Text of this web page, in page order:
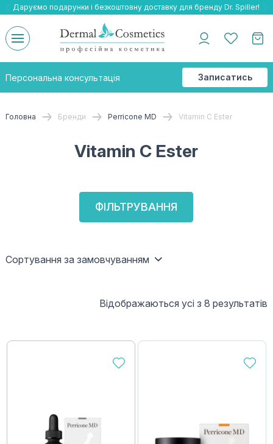
Даруємо безкоштовну доставку та подарнки до бренду Braderm!
-25% на весь бренд HOLY LAND!
Даруємо подарунки і безкоштовну доставку для бренду Dr. Spiller!
Персональна консультація
Записатись
на
Головна Бренди Perricone MD Vitamin С Ester
Vitamin С Ester
ФІЛЬТРУВАННЯ
Сортування за замовчуванням
Відображаються усі з 8 результатів